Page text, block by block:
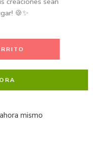
🍪✨
mismo